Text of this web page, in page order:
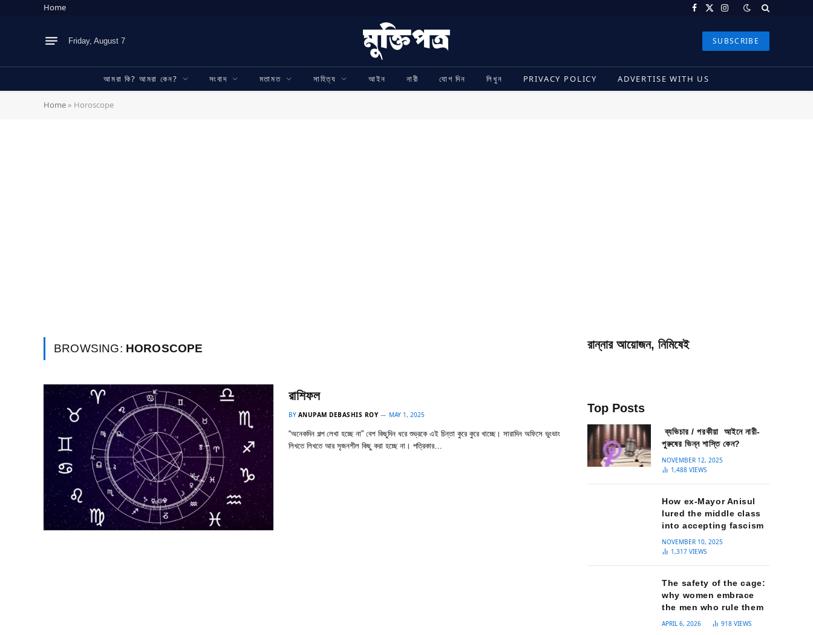
Home Facebook
X
Instagram
Friday, August 7 SUBSCRIBE
আমরা কি? আমরা কেন? সংবাদ মতামত সাহিত্য আইন নারী যোগ দিন লিখুন PRIVACY POLICY ADVERTISE WITH US
Home » Horoscope
BROWSING: HOROSCOPE
রাশিফল
BY ANUPAM DEBASHIS ROY MAY 1, 2025
“অনেকদিন গল্প লেখা হচ্ছে না” বেশ কিছুদিন ধরে শুভ্রকে এই চিন্তা কুরে কুরে খাচ্ছে। সারাদিন অফিসে ভুংভাং
লিখতে লিখতে আর সৃজনশীল কিছু করা হচ্ছে না। পত্রিকার…
রান্নার আয়োজন, নিমিষেই
Top Posts
ব্যভিচার / পরকীয়া আইনে নারী-
পুরুষের ভিন্ন শাস্তি কেন?
NOVEMBER 12, 2025
1,488VIEWS
How ex-Mayor Anisul
lured the middle class
into accepting fascism
NOVEMBER 10, 2025
1,317VIEWS
The safety of the cage:
why women embrace
the men who rule them
APRIL 6, 2026 918VIEWS